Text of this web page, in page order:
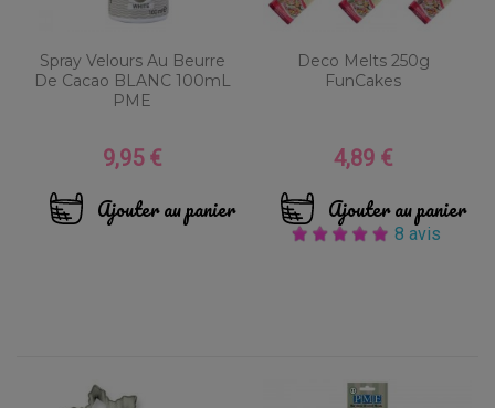
Spray Velours Au Beurre
De Cacao BLANC 100mL
PME
Prix
9,95 €
Ajouter au panier
Deco Melts 250g
FunCakes
Prix
4,89 €
Ajouter au panier
8 avis